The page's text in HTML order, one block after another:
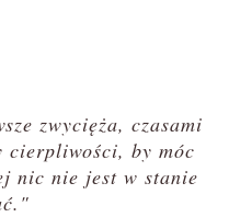
zwycięża, czasami
cierpliwości, by móc
nic nie jest w stanie